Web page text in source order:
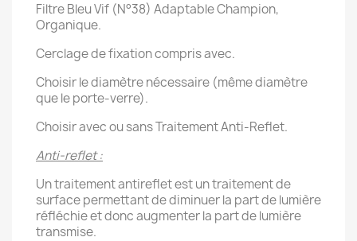
Filtre Bleu Vif (N°38) Adaptable Champion,
Organique.
Cerclage de fixation compris avec.
Choisir le diamètre nécessaire (même diamètre
que le porte-verre).
Choisir avec ou sans Traitement Anti-Reflet.
Anti-reflet :
Un traitement antireflet est un traitement de
surface permettant de diminuer la part de lumière
réfléchie et donc augmenter la part de lumière
transmise.